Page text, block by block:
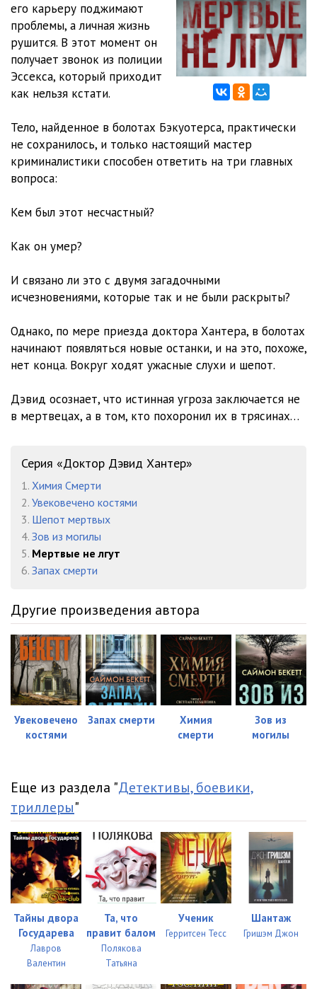
11 17:47
12 22:01
13 13:48
14
15 24:56
16 32:18
17
18
19
21 20:42
22 27:17
23 28:05
25 28:44
27
28
29
30
32
33 12:15
34 02:06
его карьеру поджимают
проблемы, а личная жизнь
рушится. В этот момент он
получает звонок из полиции
Эссекса, который приходит
как нельзя кстати.
Тело, найденное в болотах Бэкуотерса, практически
не сохранилось, и только настоящий мастер
криминалистики способен ответить на три главных
вопроса:
Кем был этот несчастный?
Как он умер?
И связано ли это с двумя загадочными
исчезновениями, которые так и не были раскрыты?
Однако, по мере приезда доктора Хантера, в болотах
начинают появляться новые останки, и на это, похоже,
нет конца. Вокруг ходят ужасные слухи и шепот.
Дэвид осознает, что истинная угроза заключается не
в мертвецах, а в том, кто похоронил их в трясинах…
Серия «Доктор Дэвид Хантер»
1. Химия Смерти
2. Увековечено костями
3. Шепот мертвых
4. Зов из могилы
5. Мертвые не лгут
6. Запах смерти
Другие произведения автора
Увековечено
костями
Запах смерти
Химия
смерти
Зов из
могилы
Еще из раздела "Детективы, боевики,
триллеры"
Тайны двора
Государева
Лавров
Валентин
Та, что
правит балом
Полякова
Татьяна
Ученик
Герритсен Тесс
Шантаж
Гришэм Джон